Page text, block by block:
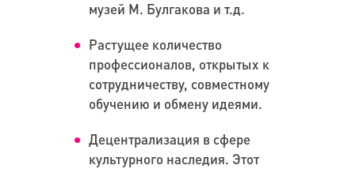
музей М. Булгакова и т.д.
Растущее количество
профессионалов, открытых к
сотрудничеству, совместному
обучению и обмену идеями.
Децентрализация в сфере
культурного наследия. Этот